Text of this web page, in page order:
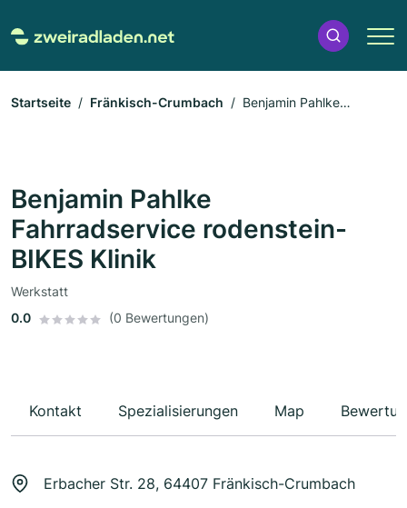
Startseite Fränkisch-Crumbach
Benjamin Pahlke
Benjamin Pahlke
Fahrradservice rodenstein-
BIKES Klinik
Werkstatt
0.0
(0 Bewertungen)
Kontakt Spezialisierungen Map
Erbacher Str. 28, 64407 Fränkisch-Crumbach